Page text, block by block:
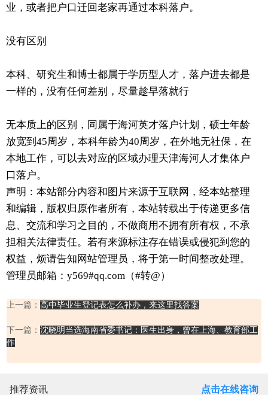
业，或者把户口迁回老家再通过本科落户。
没有区别
本科、研究生和博士都属于学历型人才，落户进去都是
一样的，没有任何差别，尽量趁早落就行
无本质上的区别，同属于海河英才落户计划，硕士年龄
放宽到45周岁，本科年龄为40周岁，在外地无社保，在
本地工作，可以去对应的区域办理天津海河人才集体户
口落户。
声明：本站部分内容和图片来源于互联网，经本站整理
和编辑，版权归原作者所有，本站转载出于传递更多信
息、交流和学习之目的，不做商用不拥有所有权，不承
担相关法律责任。若有来源标注存在错误或侵犯到您的
权益，烦请告知网站管理员，将于第一时间整改处理。
管理员邮箱：y569#qq.com（#转@）
上一篇： 高中毕业生登记表怎么补办，来这里找答案
下一篇： 沈晓明当选海南省委书记：医生出身，曾在上海、教育部工
作
推荐资讯 点击在线咨询